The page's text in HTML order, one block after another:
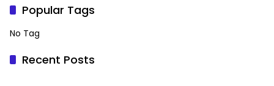
Popular Tags
No Tag
Recent Posts